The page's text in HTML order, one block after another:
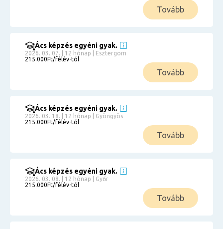
Tovább
Ács képzés egyéni gyak.
2026. 03. 07. | 12 hónap | Esztergom
215.000Ft/félév-tól
Tovább
Ács képzés egyéni gyak.
2026. 03. 18. | 12 hónap | Gyöngyös
215.000Ft/félév-tól
Tovább
Ács képzés egyéni gyak.
2026. 03. 08. | 12 hónap | Győr
215.000Ft/félév-tól
Tovább